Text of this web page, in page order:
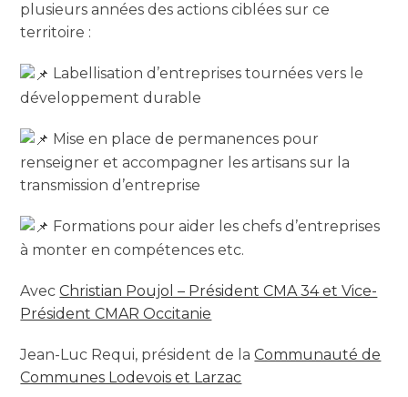
plusieurs années des actions ciblées sur ce
territoire :
Labellisation d’entreprises tournées vers le
développement durable
Mise en place de permanences pour
renseigner et accompagner les artisans sur la
transmission d’entreprise
Formations pour aider les chefs d’entreprises
à monter en compétences etc.
AvecChristian Poujol – Président CMA 34 et Vice-
Président CMAR Occitanie
Jean-Luc Requi, président de laCommunauté de
Communes Lodevois et Larzac